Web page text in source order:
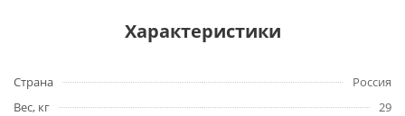
Характеристики
Страна
Россия
Вес, кг
29